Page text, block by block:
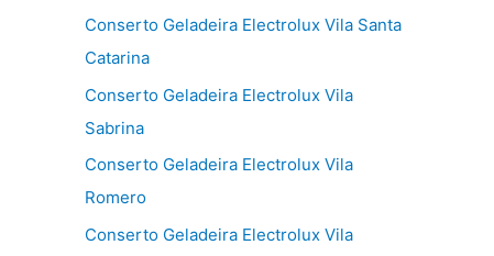
Conserto Geladeira Electrolux Vila Santa
Catarina
Conserto Geladeira Electrolux Vila
Sabrina
Conserto Geladeira Electrolux Vila
Romero
Conserto Geladeira Electrolux Vila